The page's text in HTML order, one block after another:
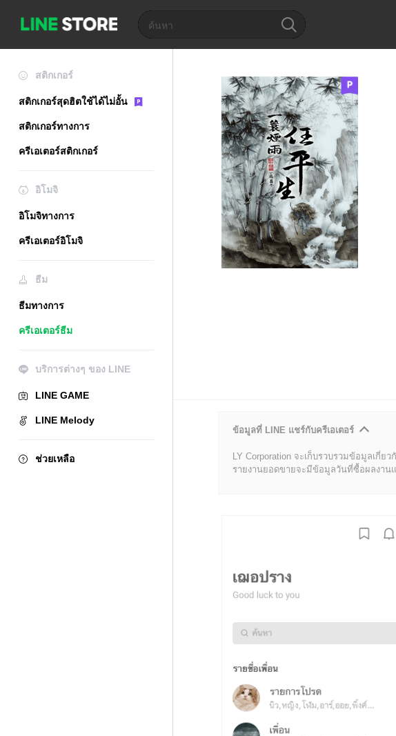
สติกเกอร์
สติกเกอร์สุดฮิตใช้ได้ไม่อั้น
สติกเกอร์ทางการ
ครีเอเตอร์สติกเกอร์
อิโมจิ
อิโมจิทางการ
ครีเอเตอร์อิโมจิ
ธีม
ธีมทางการ
ครีเอเตอร์ธีม
บริการต่างๆ ของ LINE
LINE GAME
LINE Melody
ช่วยเหลือ
ข้อมูลที่ LINE แชร์กับครีเอเตอร์
LY Corporation จะเก็บรวบรวมข้อมูลเกี่ย
รายงานยอดขายจะมีข้อมูลวันที่ซื้อผลงาน